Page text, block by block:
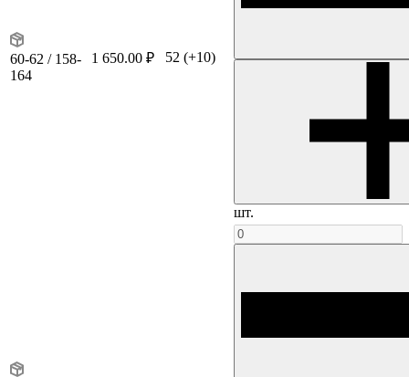
60-62 / 158-
164
1 650.00 ₽ 52 (+10)
шт.